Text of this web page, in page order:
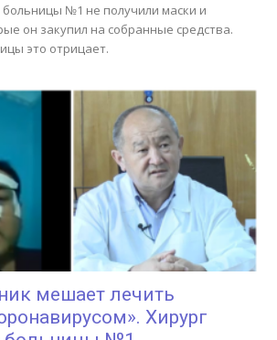
больницы №1 не получили маски и
он закупил на собранные средства.
это отрицает.
мешает лечить
Хирург